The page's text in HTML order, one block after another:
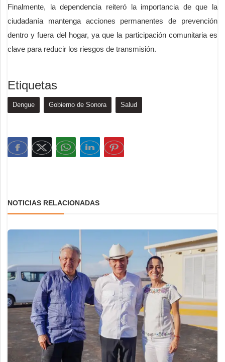
Finalmente, la dependencia reiteró la importancia de que la
ciudadanía mantenga acciones permanentes de prevención
dentro y fuera del hogar, ya que la participación comunitaria es
clave para reducir los riesgos de transmisión.
Etiquetas
Dengue Gobierno de Sonora Salud
NOTICIAS RELACIONADAS